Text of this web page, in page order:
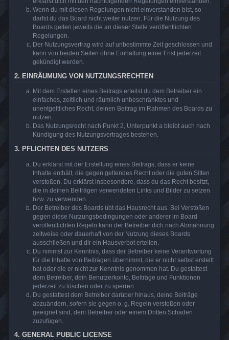
Wenn du mit diesen Regelungen nicht einverstanden bist, so
darfst du das Board nicht weiter nutzen. Für die Nutzung des
Boards gelten jeweils die an dieser Stelle veröffentlichten
Regelungen.
Der Nutzungsvertrag wird auf unbestimmte Zeit geschlossen und
kann von beiden Seiten ohne Einhaltung einer Frist jederzeit
gekündigt werden.
2. EINRÄUMUNG VON NUTZUNGSRECHTEN
Mit dem Erstellen eines Beitrags erteilst du dem Betreiber ein
einfaches, zeitlich und räumlich unbeschränktes und
unentgeltliches Recht, deinen Beitrag im Rahmen des Boards zu
nutzen.
Das Nutzungsrecht nach Punkt 2, Unterpunkt a bleibt auch nach
Kündigung des Nutzungsvertrages bestehen.
3. PFLICHTEN DES NUTZERS
Du erklärst mit der Erstellung eines Beitrags, dass er keine
Inhalte enthält, die gegen geltendes Recht oder die guten Sitten
verstoßen. Du erklärst insbesondere, dass du das Recht besitzt,
die in deinen Beiträgen verwendeten Links und Bilder zu setzen
bzw. zu verwenden.
Der Betreiber des Boards übt das Hausrecht aus. Bei Verstößen
gegen diese Nutzungsbedingungen oder anderer im Board
veröffentlichten Regeln kann der Betreiber dich nach Abmahnung
zeitweise oder dauerhaft von der Nutzung dieses Boards
ausschließen und dir ein Hausverbot erteilen.
Du nimmst zur Kenntnis, dass der Betreiber keine Verantwortung
für die Inhalte von Beiträgen übernimmt, die er nicht selbst erstellt
hat oder die er nicht zur Kenntnis genommen hat. Du gestattest
dem Betreiber, dein Benutzerkonto, Beiträge und Funktionen
jederzeit zu löschen oder zu sperren.
Du gestattest dem Betreiber darüber hinaus, deine Beiträge
abzuändern, sofern sie gegen o. g. Regeln verstoßen oder
geeignet sind, dem Betreiber oder einem Dritten Schaden
zuzufügen.
4. GENERAL PUBLIC LICENSE